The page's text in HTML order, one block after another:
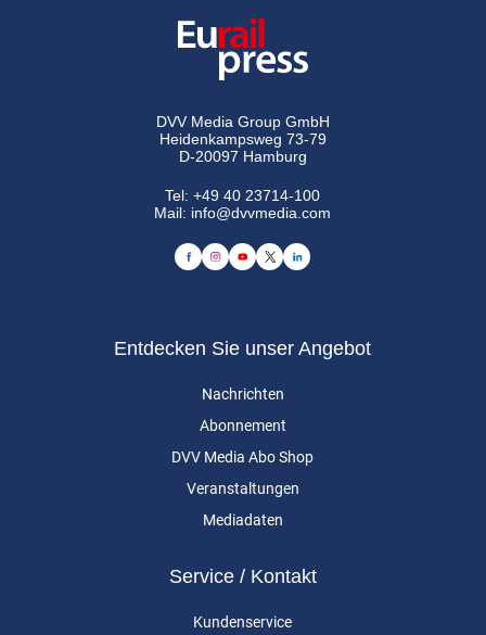
DVV Media Group GmbH
Heidenkampsweg 73-79
D-20097 Hamburg
Tel:+49 40 23714-100
Mail: info@dvvmedia.com
Entdecken Sie unser Angebot
Nachrichten
Abonnement
DVV Media Abo Shop
Veranstaltungen
Mediadaten
Service / Kontakt
Kundenservice